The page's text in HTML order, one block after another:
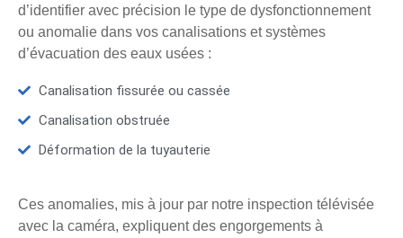
d’identifier avec précision le type de dysfonctionnement
ou anomalie dans vos canalisations et systèmes
d’évacuation des eaux usées :
Canalisation fissurée ou cassée
Canalisation obstruée
Déformation de la tuyauterie
Ces anomalies, mis à jour par notre inspection télévisée
avec la caméra, expliquent des engorgements à